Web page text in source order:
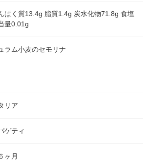
ぱく質13.4g 脂質1.4g 炭水化物71.8g 食塩
量0.01g
ラム小麦のセモリナ
リア
ゲティ
ヶ月